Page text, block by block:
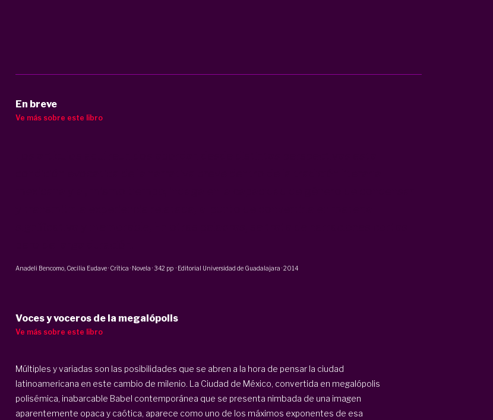
En breve
Ve más sobre este libro
Anadeli Bencomo, Cecilia Eudave · Crítica · Novela ·342 pp· Editorial Universidad de Guadalajara ·2014
Voces y voceros de la megalópolis
Ve más sobre este libro
Múltiples y variadas son las posibilidades que se abren a la hora de pensar la ciudad
latinoamericana en este cambio de milenio. La Ciudad de México, convertida en megalópolis
polisémica, inabarcable Babel contemporánea que se presenta nimbada de una imagen
aparentemente opaca y caótica, aparece como uno de los máximos exponentes de esa